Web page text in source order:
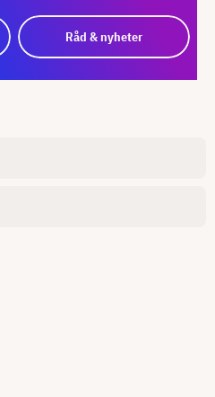
Råd & nyheter